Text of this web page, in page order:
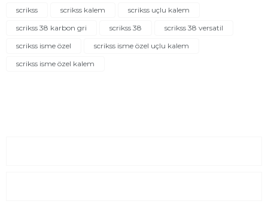
scrikss
scrikss kalem
scrikss uçlu kalem
scrikss 38 karbon gri
scrikss 38
scrikss 38 versatil
scrikss isme özel
scrikss isme özel uçlu kalem
scrikss isme özel kalem